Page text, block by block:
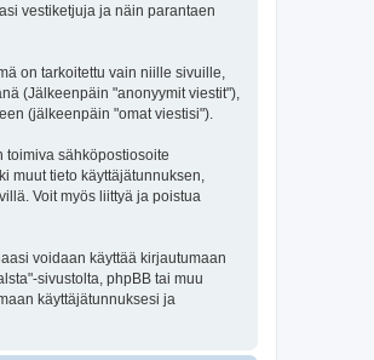
vestiketjuja ja näin parantaen
on tarkoitettu vain niille sivuille,
(Jälkeenpäin "anonyymit viestit"),
(jälkeenpäin "omat viestisi").
sähköpostiosoite
muut tieto käyttäjätunnuksen,
Voit myös liittyä ja poistua
voidaan käyttää kirjautumaan
sivustolta, phpBB tai muu
käyttäjätunnuksesi ja